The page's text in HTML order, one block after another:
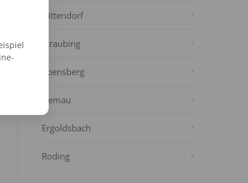
Nittendorf
Straubing
Abensberg
Hemau
Ergoldsbach
Roding